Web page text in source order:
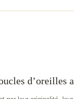
d’oreilles